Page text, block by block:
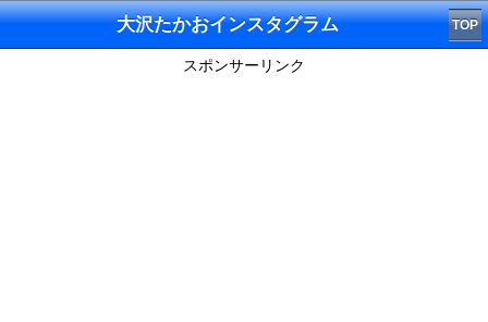
大沢たかおインスタグラム TOP
スポンサーリンク